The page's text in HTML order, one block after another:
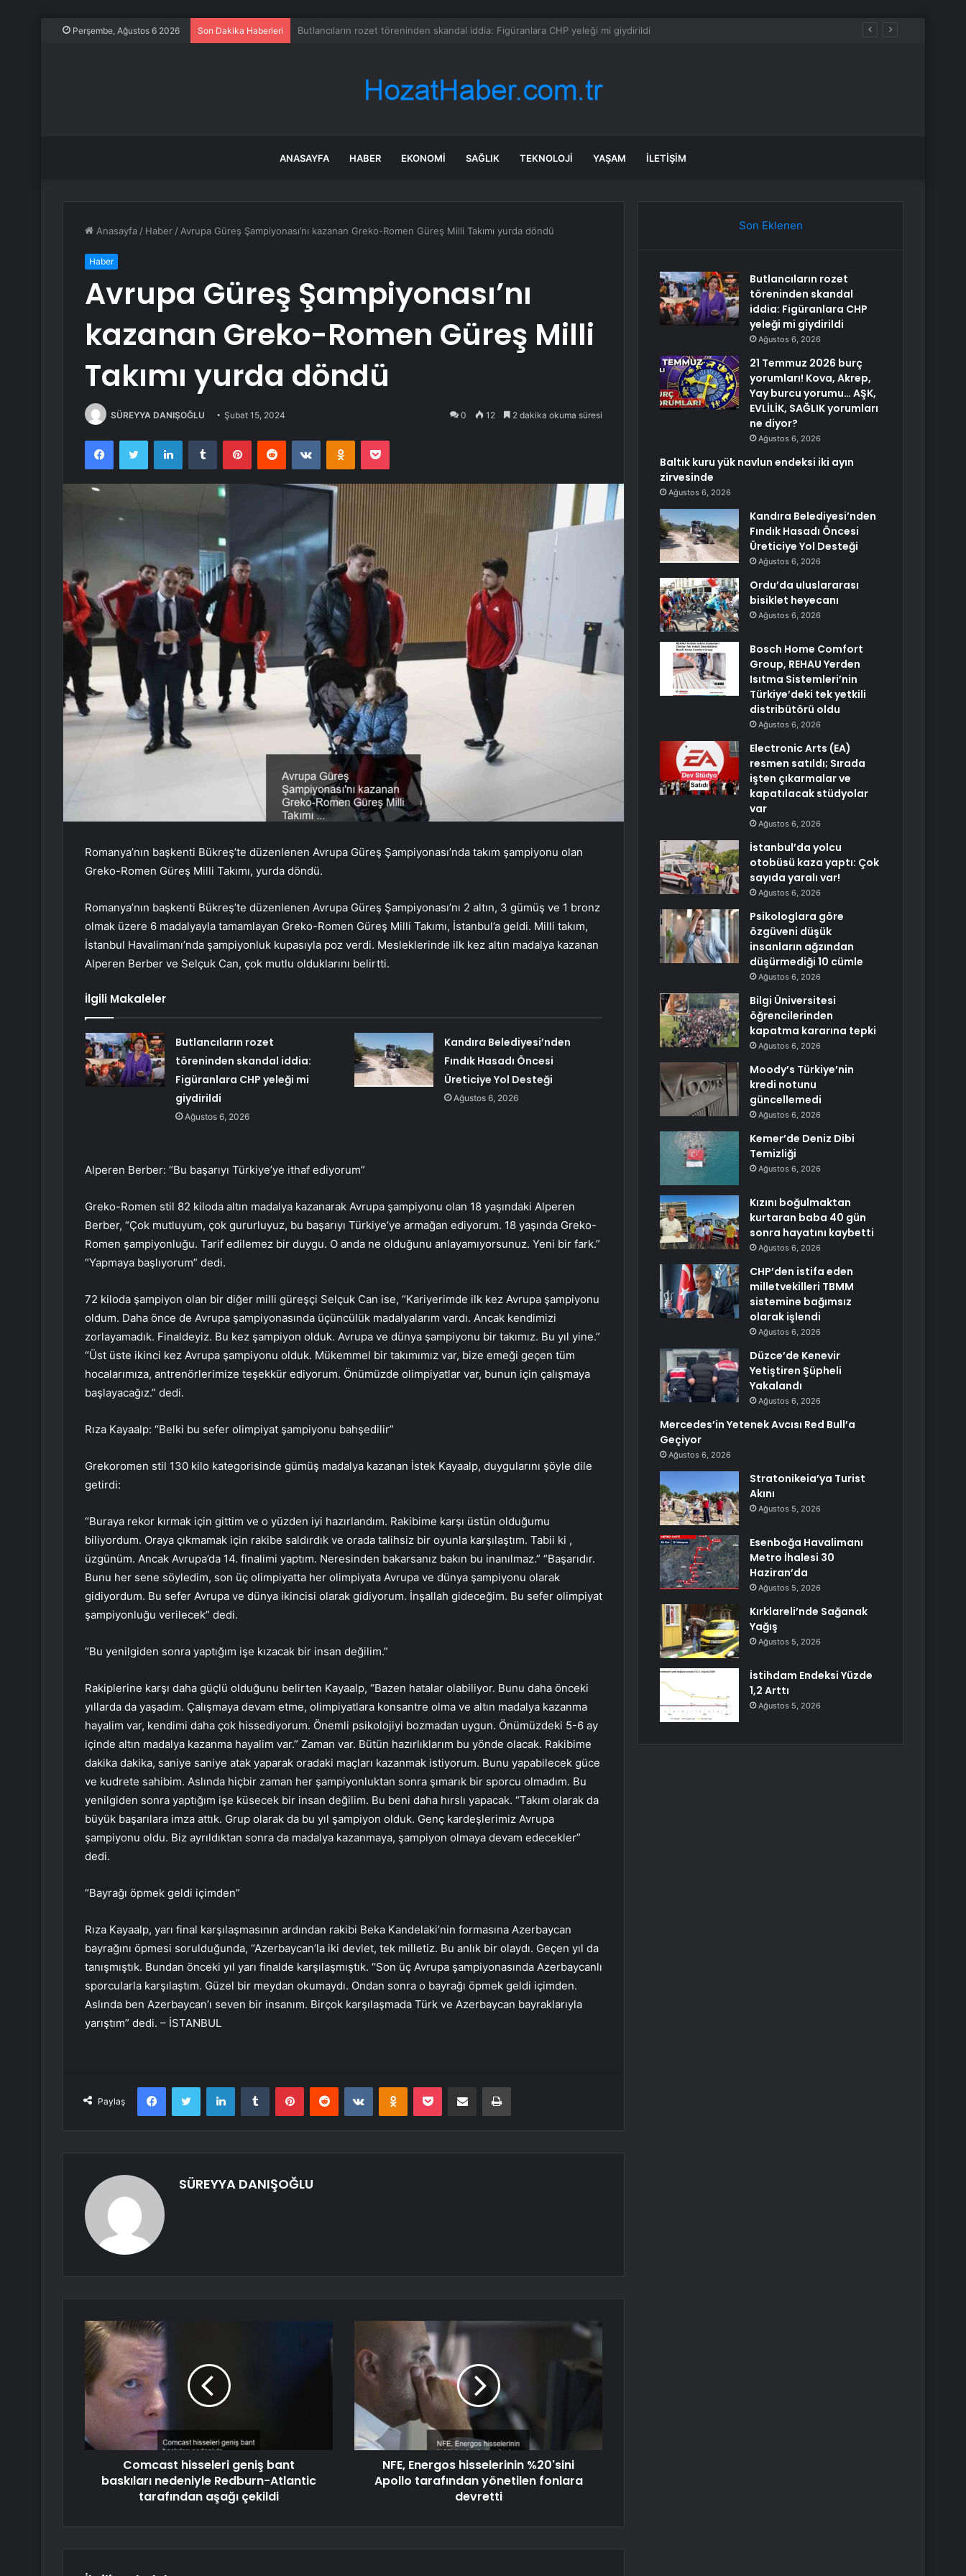
Perşembe, Ağustos 6 2026 Son Dakika Haberleri 21 Temmuz 2026 burç yorumları! Kova, Akrep, Yay burcu yorumu… AŞK, EVLİLİK, SAĞLIK yorumları ne diyor?
ANASAYFA HABER EKONOMI SAĞLIK TEKNOLOJI YAŞAM İLETIŞIM
Anasayfa / Haber / Avrupa Güreş Şampiyonası’nı kazanan Greko-Romen Güreş Milli Takımı yurda döndü
Haber
Avrupa Güreş Şampiyonası’nı
kazanan Greko-Romen Güreş Milli
Takımı yurda döndü
SÜREYYA DANIŞOĞLU Şubat 15, 2024 0 12 2 dakika okuma süresi
FacebookTwitter LinkedInTumblr PinterestReddit VKontakteOdnoklassniki
Pocket
Romanya’nın başkenti Bükreş’te düzenlenen Avrupa Güreş Şampiyonası’nda takım şampiyonu olan
Greko-Romen Güreş Milli Takımı, yurda döndü.
Romanya’nın başkenti Bükreş’te düzenlenen Avrupa Güreş Şampiyonası’nı 2 altın, 3 gümüş ve 1 bronz
olmak üzere 6 madalyayla tamamlayan Greko-Romen Güreş Milli Takımı, İstanbul’a geldi. Milli takım,
İstanbul Havalimanı’nda şampiyonluk kupasıyla poz verdi. Mesleklerinde ilk kez altın madalya kazanan
Alperen Berber ve Selçuk Can, çok mutlu olduklarını belirtti.
İlgili Makaleler
Butlancıların rozet
töreninden skandal iddia:
Figüranlara CHP yeleği mi
giydirildi
Ağustos 6, 2026
Kandıra Belediyesi’nden
Fındık Hasadı Öncesi
Üreticiye Yol Desteği
Ağustos 6, 2026
Alperen Berber: “Bu başarıyı Türkiye’ye ithaf ediyorum”
Greko-Romen stil 82 kiloda altın madalya kazanarak Avrupa şampiyonu olan 18 yaşındaki Alperen
Berber, “Çok mutluyum, çok gururluyuz, bu başarıyı Türkiye’ye armağan ediyorum. 18 yaşında Greko-
Romen şampiyonluğu. Tarif edilemez bir duygu. O anda ne olduğunu anlayamıyorsunuz. Yeni bir fark.”
“Yapmaya başlıyorum” dedi.
72 kiloda şampiyon olan bir diğer milli güreşçi Selçuk Can ise, “Kariyerimde ilk kez Avrupa şampiyonu
oldum. Daha önce de Avrupa şampiyonasında üçüncülük madalyalarım vardı. Ancak kendimizi
zorlayamadık. Finaldeyiz. Bu kez şampiyon olduk. Avrupa ve dünya şampiyonu bir takımız. Bu yıl yine.”
“Üst üste ikinci kez Avrupa şampiyonu olduk. Mükemmel bir takımımız var, bize emeği geçen tüm
hocalarımıza, antrenörlerimize teşekkür ediyorum. Önümüzde olimpiyatlar var, bunun için çalışmaya
başlayacağız.” dedi.
Rıza Kayaalp: “Belki bu sefer olimpiyat şampiyonu bahşedilir”
Grekoromen stil 130 kilo kategorisinde gümüş madalya kazanan İstek Kayaalp, duygularını şöyle dile
getirdi:
“Buraya rekor kırmak için gittim ve o yüzden iyi hazırlandım. Rakibime karşı üstün olduğumu
biliyordum. Oraya çıkmamak için rakibe saldırdık ve orada talihsiz bir oyunla karşılaştım. Tabii ki ,
üzgünüm. Ancak Avrupa’da 14. finalimi yaptım. Neresinden bakarsanız bakın bu inanılmaz.” “Başarıdır.
Bunu her sene söyledim, son üç olimpiyatta her olimpiyata Avrupa ve dünya şampiyonu olarak
gidiyordum. Bu sefer Avrupa ve dünya ikincisi olarak gidiyorum. İnşallah gideceğim. Bu sefer olimpiyat
şampiyonluğu verilecek” dedi.
“Bu yenilgiden sonra yaptığım işe kızacak bir insan değilim.”
Rakiplerine karşı daha güçlü olduğunu belirten Kayaalp, “Bazen hatalar olabiliyor. Bunu daha önceki
yıllarda da yaşadım. Çalışmaya devam etme, olimpiyatlara konsantre olma ve altın madalya kazanma
hayalim var, kendimi daha çok hissediyorum. Önemli psikolojiyi bozmadan uygun. Önümüzdeki 5-6 ay
içinde altın madalya kazanma hayalim var.” Zaman var. Bütün hazırlıklarım bu yönde olacak. Rakibime
dakika dakika, saniye saniye atak yaparak oradaki maçları kazanmak istiyorum. Bunu yapabilecek güce
ve kudrete sahibim. Aslında hiçbir zaman her şampiyonluktan sonra şımarık bir sporcu olmadım. Bu
yenilgiden sonra yaptığım işe küsecek bir insan değilim. Bu beni daha hırslı yapacak. “Takım olarak da
büyük başarılara imza attık. Grup olarak da bu yıl şampiyon olduk. Genç kardeşlerimiz Avrupa
şampiyonu oldu. Biz ayrıldıktan sonra da madalya kazanmaya, şampiyon olmaya devam edecekler”
dedi.
“Bayrağı öpmek geldi içimden”
Rıza Kayaalp, yarı final karşılaşmasının ardından rakibi Beka Kandelaki’nin formasına Azerbaycan
bayrağını öpmesi sorulduğunda, “Azerbaycan’la iki devlet, tek milletiz. Bu anlık bir olaydı. Geçen yıl da
tanışmıştık. Bundan önceki yıl yarı finalde karşılaşmıştık. “Son üç Avrupa şampiyonasında Azerbaycanlı
sporcularla karşılaştım. Güzel bir meydan okumaydı. Ondan sonra o bayrağı öpmek geldi içimden.
Aslında ben Azerbaycan’ı seven bir insanım. Birçok karşılaşmada Türk ve Azerbaycan bayraklarıyla
yarıştım” dedi. – İSTANBUL
Paylaş
FacebookTwitter LinkedInTumblr PinterestReddit VKontakteOdnoklassniki
Pocket E-Posta ile paylaş Yazdır
SÜREYYA DANIŞOĞLU
Comcast hisseleri geniş bant
baskıları nedeniyle Redburn-Atlantic
tarafından aşağı çekildi
NFE, Energos hisselerinin %20'sini
Apollo tarafından yönetilen fonlara
devretti
Son Eklenen
Butlancıların rozet
töreninden skandal
iddia: Figüranlara CHP
yeleği mi giydirildi
Ağustos 6, 2026
21 Temmuz 2026 burç
yorumları! Kova, Akrep,
Yay burcu yorumu… AŞK,
EVLİLİK, SAĞLIK yorumları
ne diyor?
Ağustos 6, 2026
Baltık kuru yük navlun endeksi iki ayın
zirvesinde
Ağustos 6, 2026
Kandıra Belediyesi’nden
Fındık Hasadı Öncesi
Üreticiye Yol Desteği
Ağustos 6, 2026
Ordu’da uluslararası
bisiklet heyecanı
Ağustos 6, 2026
Bosch Home Comfort
Group, REHAU Yerden
Isıtma Sistemleri’nin
Türkiye’deki tek yetkili
distribütörü oldu
Ağustos 6, 2026
Electronic Arts (EA)
resmen satıldı; Sırada
işten çıkarmalar ve
kapatılacak stüdyolar
var
Ağustos 6, 2026
İstanbul’da yolcu
otobüsü kaza yaptı: Çok
sayıda yaralı var!
Ağustos 6, 2026
Psikologlara göre
özgüveni düşük
insanların ağzından
düşürmediği 10 cümle
Ağustos 6, 2026
Bilgi Üniversitesi
öğrencilerinden
kapatma kararına tepki
Ağustos 6, 2026
Moody’s Türkiye’nin
kredi notunu
güncellemedi
Ağustos 6, 2026
Kemer’de Deniz Dibi
Temizliği
Ağustos 6, 2026
Kızını boğulmaktan
kurtaran baba 40 gün
sonra hayatını kaybetti
Ağustos 6, 2026
CHP’den istifa eden
milletvekilleri TBMM
sistemine bağımsız
olarak işlendi
Ağustos 6, 2026
Düzce’de Kenevir
Yetiştiren Şüpheli
Yakalandı
Ağustos 6, 2026
Mercedes’in Yetenek Avcısı Red Bull’a
Geçiyor
Ağustos 6, 2026
Stratonikeia’ya Turist
Akını
Ağustos 5, 2026
Esenboğa Havalimanı
Metro İhalesi 30
Haziran’da
Ağustos 5, 2026
Kırklareli’nde Sağanak
Yağış
Ağustos 5, 2026
İstihdam Endeksi Yüzde
1,2 Arttı
Ağustos 5, 2026